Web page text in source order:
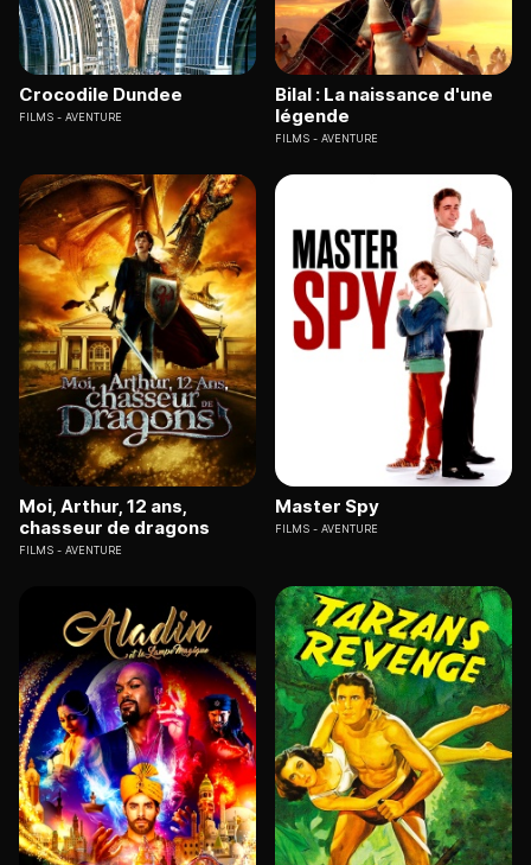
Crocodile Dundee
FILMS AVENTURE
Bilal : La naissance d'une
légende
FILMS AVENTURE
Moi, Arthur, 12 ans,
chasseur de dragons
FILMS AVENTURE
Master Spy
FILMS AVENTURE